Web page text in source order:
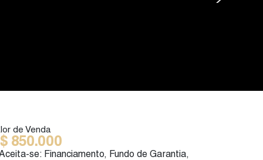
850.000
de Venda
se: Financiamento, Fundo de Garantia,